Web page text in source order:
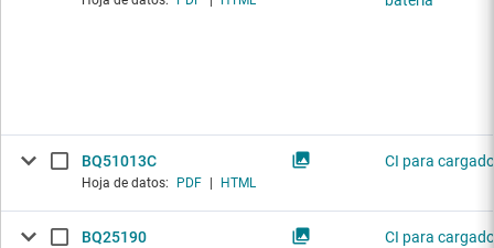
BQ51013C
Hoja de datos: PDF HTML
CI para
BQ25190 CI para